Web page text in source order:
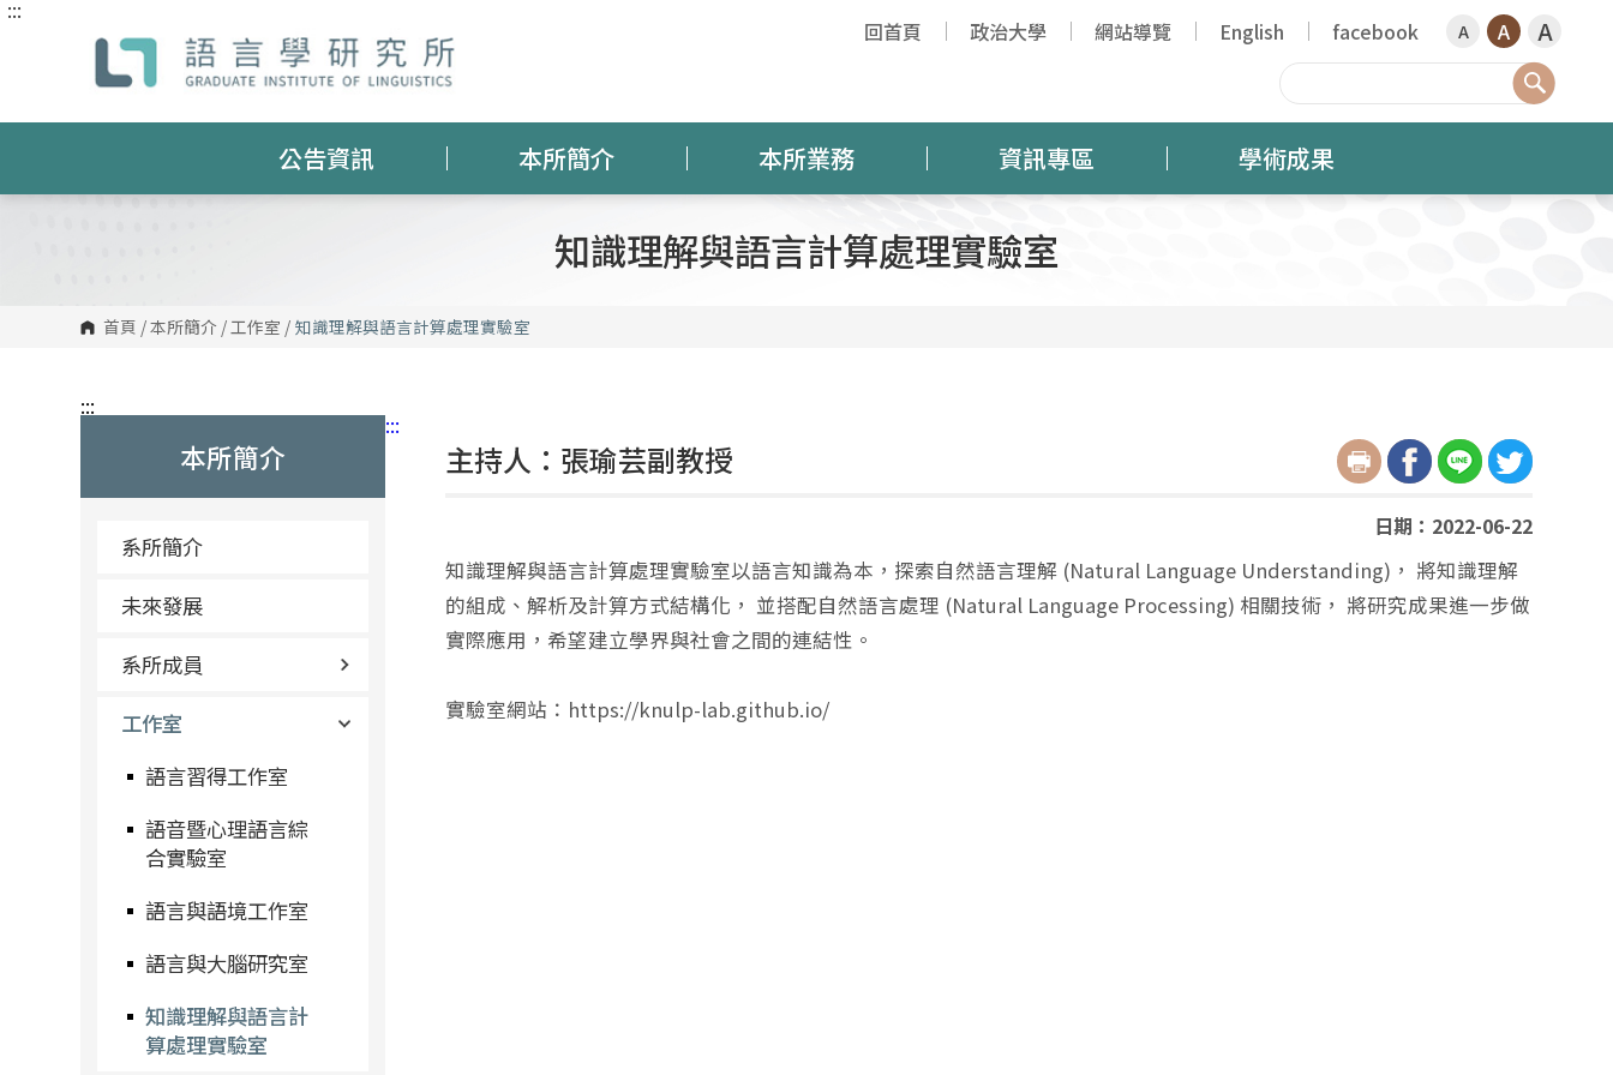
跳
區
:::
回首頁 政治大學 網站導覽 English facebook A A A
公告資訊 本所簡介 本所業務 資訊專區 學術成果
知識理解與語言計算處理實驗室
首頁 /本所簡介 /工作室 / 知識理解與語言計算處理實驗室
:::
本所簡介
系所簡介
未來發展
系所成員
工作室
語言習得工作室
語音暨心理語言綜
合實驗室
語言與語境工作室
語言與大腦研究室
知識理解與語言計
算處理實驗室
:::
主持人：張瑜芸副教授
日期：2022-06-22
知識理解與語言計算處理實驗室以語言知識為本，探索自然語言理解 (Natural Language Understanding)， 將知識理解
的組成、解析及計算方式結構化， 並搭配自然語言處理 (Natural Language Processing) 相關技術， 將研究成果進一步做
實際應用，希望建立學界與社會之間的連結性。
實驗室網站：https://knulp-lab.github.io/